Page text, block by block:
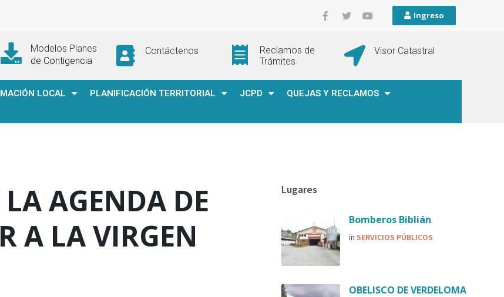
Ingreso
Modelos Planes
de Contigencia
Contáctenos
Reclamos de
Trámites
Visor Catastral
LOCAL PLANIFICACIÓN TERRITORIAL JCPD
QUEJAS Y RECLAMOS
AGENDA DE
A LA VIRGEN
Lugares
Bomberos Biblián
inSERVICIOS PÚBLICOS
OBELISCO DE VERDELOMA